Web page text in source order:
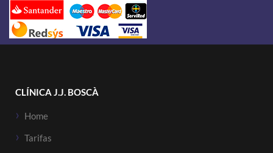
CLÍNICA J.J. BOSCÀ
Home
Tarifas